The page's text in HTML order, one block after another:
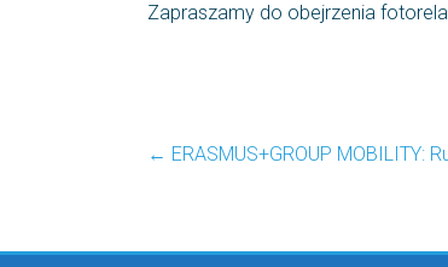
Zapraszamy do obejrzenia
← ERASMUS+GROUP MOBILITY: